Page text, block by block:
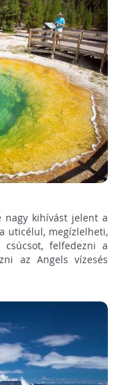
nagy kihívást jelent a
uticélul, megízlelheti,
felfedezni a
az Angels vízesés